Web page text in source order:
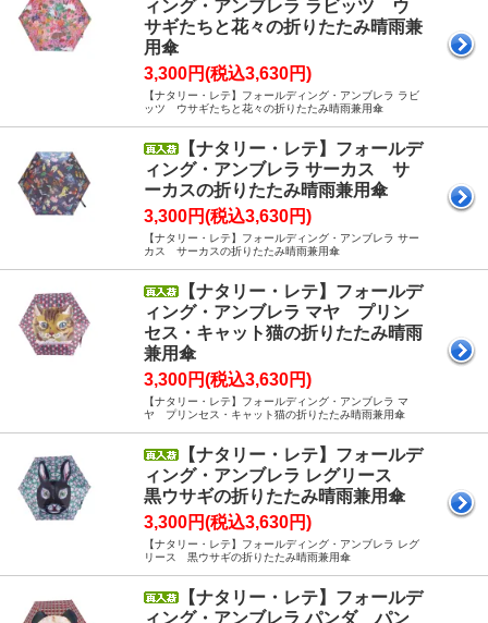
ィング・アンブレラ ラビッツ ウ
サギたちと花々の折りたたみ晴雨兼
用傘
3,300円(税込3,630円)
【ナタリー・レテ】フォールディング・アンブレラ ラビ
ッツ ウサギたちと花々の折りたたみ晴雨兼用傘
【ナタリー・レテ】フォールデ
ィング・アンブレラ サーカス サ
ーカスの折りたたみ晴雨兼用傘
3,300円(税込3,630円)
【ナタリー・レテ】フォールディング・アンブレラ サー
カス サーカスの折りたたみ晴雨兼用傘
【ナタリー・レテ】フォールデ
ィング・アンブレラ マヤ プリン
セス・キャット猫の折りたたみ晴雨
兼用傘
3,300円(税込3,630円)
【ナタリー・レテ】フォールディング・アンブレラ マ
ヤ プリンセス・キャット猫の折りたたみ晴雨兼用傘
【ナタリー・レテ】フォールデ
ィング・アンブレラ レグリース
黒ウサギの折りたたみ晴雨兼用傘
3,300円(税込3,630円)
【ナタリー・レテ】フォールディング・アンブレラ レグ
リース 黒ウサギの折りたたみ晴雨兼用傘
【ナタリー・レテ】フォールデ
ィング・アンブレラ パンダ パン